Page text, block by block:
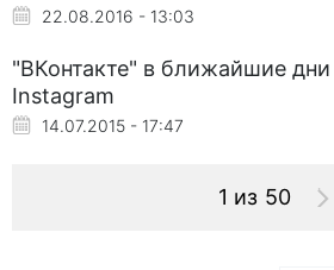
22.08.2016 - 13:03
"ВКонтакте" в ближайшие дни
Instagram
14.07.2015 - 17:47
1 из 50